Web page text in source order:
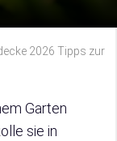
2026 Tipps zur
Garten
sie in